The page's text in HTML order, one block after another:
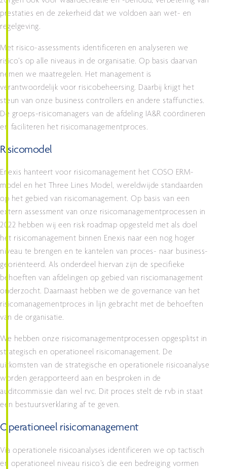
prestaties en de zekerheid dat we voldoen aan wet- en
regelgeving.
Met risico-assessments identificeren en analyseren we
risico’s op alle niveaus in de organisatie. Op basis daarvan
nemen we maatregelen. Het management is
verantwoordelijk voor risicobeheersing. Daarbij krijgt het
steun van onze business controllers en andere staffuncties.
De groeps-risicomanagers van de afdeling IA&R coördineren
en faciliteren het risicomanagementproces.
Risicomodel
Enexis hanteert voor risicomanagement het COSO ERM-
model en het Three Lines Model, wereldwijde standaarden
op het gebied van risicomanagement. Op basis van een
extern assessment van onze risicomanagementprocessen in
2022 hebben wij een risk roadmap opgesteld met als doel
het risicomanagement binnen Enexis naar een nog hoger
niveau te brengen en te kantelen van proces- naar business-
georiënteerd. Als onderdeel hiervan zijn de specifieke
behoeften van afdelingen op gebied van risciomanagement
onderzocht. Daarnaast hebben we de governance van het
risicomanagementproces in lijn gebracht met de behoeften
van de organisatie.
We hebben onze risicomanagementprocessen opgesplitst in
strategisch en operationeel risicomanagement. De
uitkomsten van de strategische en operationele risicoanalyse
worden gerapporteerd aan en besproken in de
auditcommissie dan wel rvc. Dit proces stelt de rvb in staat
een bestuursverklaring af te geven.
Operationeel risicomanagement
Via operationele risicoanalyses identificeren we op tactisch
en operationeel niveau risico’s die een bedreiging vormen